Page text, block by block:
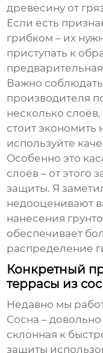
древесину от
Если есть
грибком – их
приступать к
Важно
производителя
несколько
стоит экономить
используйте
Особенно это
слоёв – от этого
защиты. Я
недооценивают
нанесения
обеспечивает
распределение
Конкретный
террасы из
Недавно мы
Сосна –
склонная к
защиты